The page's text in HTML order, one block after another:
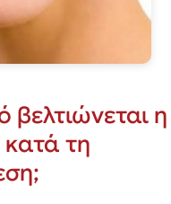
βελτιώνεται η
τη